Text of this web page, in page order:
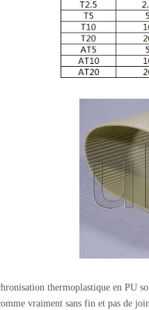
thermoplastique en PU
vraiment sans fin et pas de